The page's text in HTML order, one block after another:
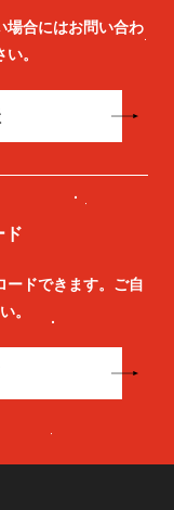
場合にはお問い合わ
。
ド
ドできます。 ご自
。